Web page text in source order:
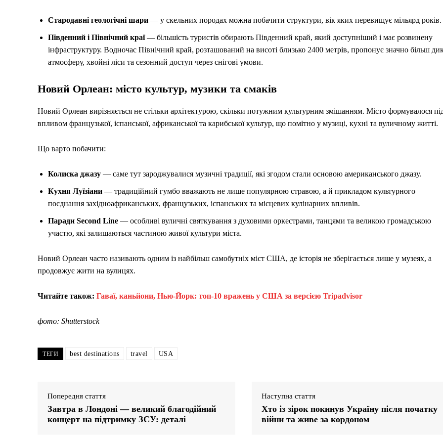
Стародавні геологічні шари — у скельних породах можна побачити структури, вік яких перевищує мільярд років.
Південний і Північний краї— більшість туристів обирають Південний край, який доступніший і має розвинену
інфраструктуру. Водночас Північний край, розташований на висоті близько 2400 метрів, пропонує значно більш
атмосферу, хвойні ліси та сезонний доступ через снігові умови.
Новий Орлеан: місто культур, музики та смаків
Новий Орлеан вирізняється не стільки архітектурою, скільки потужним культурним змішанням. Місто формувалося
впливом французької, іспанської, африканської та карибської культур, що помітно у музиці, кухні та вуличному житті.
Що варто побачити:
Колиска джазу — саме тут зароджувалися музичні традиції, які згодом стали основою американського джазу.
Кухня Луїзіани — традиційний гумбо вважають не лише популярною стравою, а й прикладом культурного
поєднання західноафриканських, французьких, іспанських та місцевих кулінарних впливів.
Паради Second Line — особливі вуличні святкування з духовими оркестрами, танцями та великою громадською
участю, які залишаються частиною живої культури міста.
Новий Орлеан часто називають одним із найбільш самобутніх міст США, де історія не зберігається лише у музеях, а
продовжує жити на вулицях.
Читайте також: Гаваї, каньйони, Нью-Йорк: топ-10 вражень у США за версією Tripadvisor
фото: Shutterstock
ТЕГИ best destinations travel USA
Попередня стаття
Завтра в Лондоні — великий благодійний
концерт на підтримку ЗСУ: деталі
Наступна стаття
Хто із зірок покинув Україну після початку
війни та живе за кордоном